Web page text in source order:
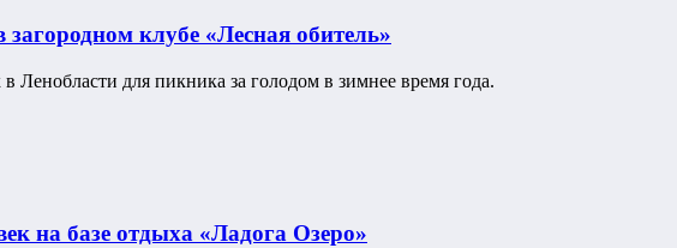
загородном клубе «Лесная обитель»
Ленобласти для пикника за голодом в зимнее время года.
на базе отдыха «Ладога Озеро»